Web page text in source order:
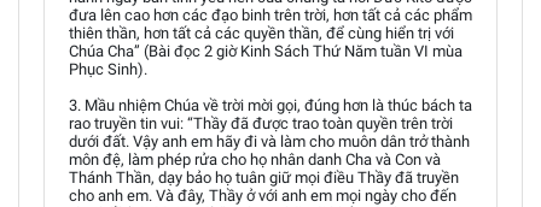
đưa lên cao hơn các đạo binh trên trời, hơn tất cả các phẩm
thiên thần, hơn tất cả các quyền thần, để cùng hiển trị với
Chúa Cha” (Bài đọc 2 giờ Kinh Sách Thứ Năm tuần VI mùa
Phục Sinh).
3. Mầu nhiệm Chúa về trời mời gọi, đúng hơn là thúc bách ta
rao truyền tin vui: “Thầy đã được trao toàn quyền trên trời
dưới đất. Vậy anh em hãy đi và làm cho muôn dân trở thành
môn đệ, làm phép rửa cho họ nhân danh Cha và Con và
Thánh Thần, dạy bảo họ tuân giữ mọi điều Thầy đã truyền
cho anh em. Và đây, Thầy ở với anh em mọi ngày cho đến